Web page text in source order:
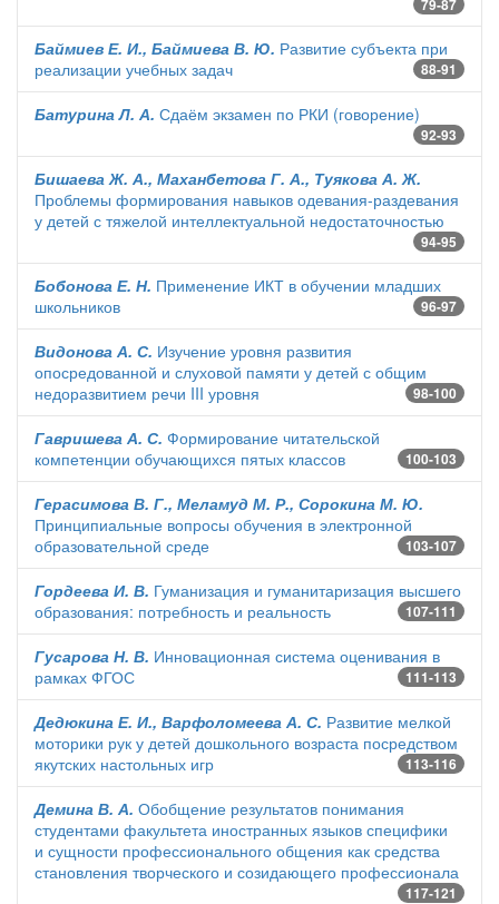
79-87
Баймиев Е. И., Баймиева В. Ю. Развитие субъекта при
реализации учебных задач
88-91
Батурина Л. А. Сдаём экзамен по РКИ (говорение)
92-93
Бишаева Ж. А., Маханбетова Г. А., Туякова А. Ж.
Проблемы формирования навыков одевания-раздевания
у детей с тяжелой интеллектуальной недостаточностью
94-95
Бобонова Е. Н. Применение ИКТ в обучении младших
школьников
96-97
Видонова А. С. Изучение уровня развития
опосредованной и слуховой памяти у детей с общим
недоразвитием речи III уровня
98-100
Гавришева А. С. Формирование читательской
компетенции обучающихся пятых классов
100-103
Герасимова В. Г., Меламуд М. Р., Сорокина М. Ю.
Принципиальные вопросы обучения в электронной
образовательной среде
103-107
Гордеева И. В. Гуманизация и гуманитаризация высшего
образования: потребность и реальность
107-111
Гусарова Н. В. Инновационная система оценивания в
рамках ФГОС
111-113
Дедюкина Е. И., Варфоломеева А. С. Развитие мелкой
моторики рук у детей дошкольного возраста посредством
якутских настольных игр
113-116
Демина В. А. Обобщение результатов понимания
студентами факультета иностранных языков специфики
и сущности профессионального общения как средства
становления творческого и созидающего профессионала
117-121